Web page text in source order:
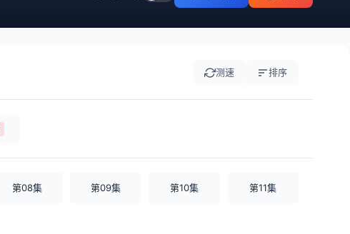
测速 排序
第08集 第09集 第10集 第11集